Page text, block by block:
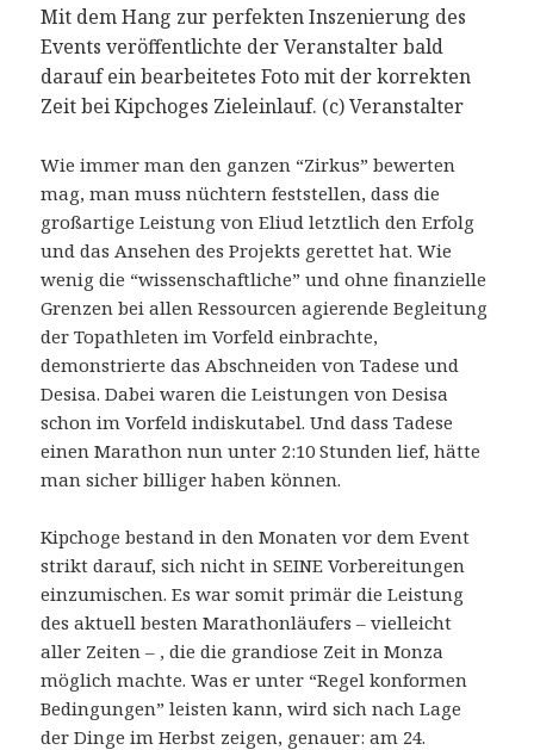
Mit dem Hang zur perfekten Inszenierung des
Events veröffentlichte der Veranstalter bald
darauf ein bearbeitetes Foto mit der korrekten
Zeit bei Kipchoges Zieleinlauf. (c) Veranstalter
Wie immer man den ganzen “Zirkus” bewerten
mag, man muss nüchtern feststellen, dass die
großartige Leistung von Eliud letztlich den Erfolg
und das Ansehen des Projekts gerettet hat. Wie
wenig die “wissenschaftliche” und ohne finanzielle
Grenzen bei allen Ressourcen agierende Begleitung
der Topathleten im Vorfeld einbrachte,
demonstrierte das Abschneiden von Tadese und
Desisa. Dabei waren die Leistungen von Desisa
schon im Vorfeld indiskutabel. Und dass Tadese
einen Marathon nun unter 2:10 Stunden lief, hätte
man sicher billiger haben können.
Kipchoge bestand in den Monaten vor dem Event
strikt darauf, sich nicht in SEINE Vorbereitungen
einzumischen. Es war somit primär die Leistung
des aktuell besten Marathonläufers – vielleicht
aller Zeiten – , die die grandiose Zeit in Monza
möglich machte. Was er unter “Regel konformen
Bedingungen” leisten kann, wird sich nach Lage
der Dinge im Herbst zeigen, genauer: am 24.